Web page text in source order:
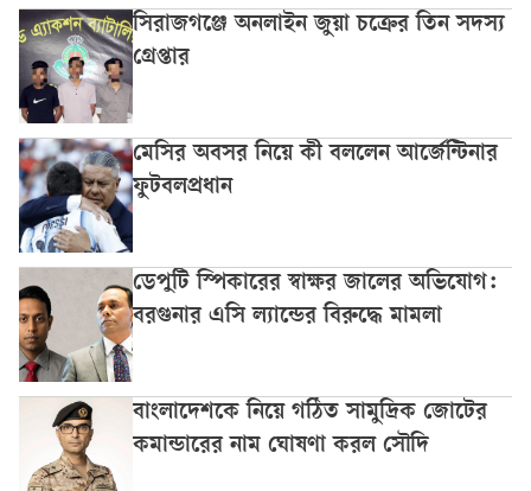
সিরাজগঞ্জে অনলাইন জুয়া চক্রের তিন সদস্য
গ্রেপ্তার
মেসির অবসর নিয়ে কী বললেন আর্জেন্টিনার
ফুটবলপ্রধান
ডেপুটি স্পিকারের স্বাক্ষর জালের অভিযোগ:
বরগুনার এসি ল্যান্ডের বিরুদ্ধে মামলা
বাংলাদেশকে নিয়ে গঠিত সামুদ্রিক জোটের
কমান্ডারের নাম ঘোষণা করল সৌদি